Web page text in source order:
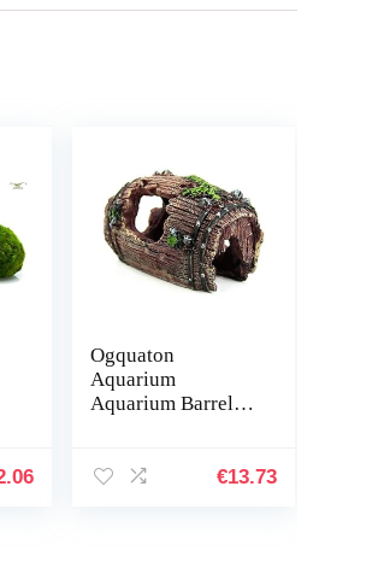
Ogquaton
Aquarium
Aquarium Barrel
landschapsbouw
€13.73